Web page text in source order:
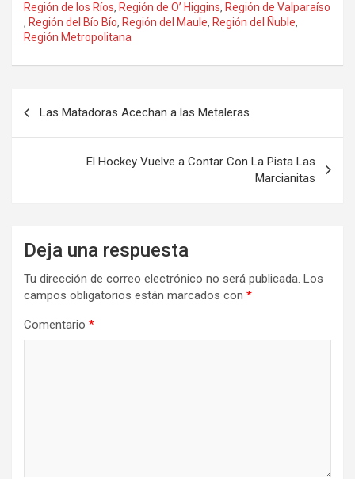
Región de los Ríos, Región de O’ Higgins, Región de Valparaíso
, Región del Bío Bío, Región del Maule, Región del Ñuble,
Región Metropolitana
entradas
Las Matadoras Acechan a las Metaleras
El Hockey Vuelve a Contar Con La Pista Las
Marcianitas
Deja una respuesta
Tu dirección de correo electrónico no será publicada. Los
campos obligatorios están marcados con *
Comentario *